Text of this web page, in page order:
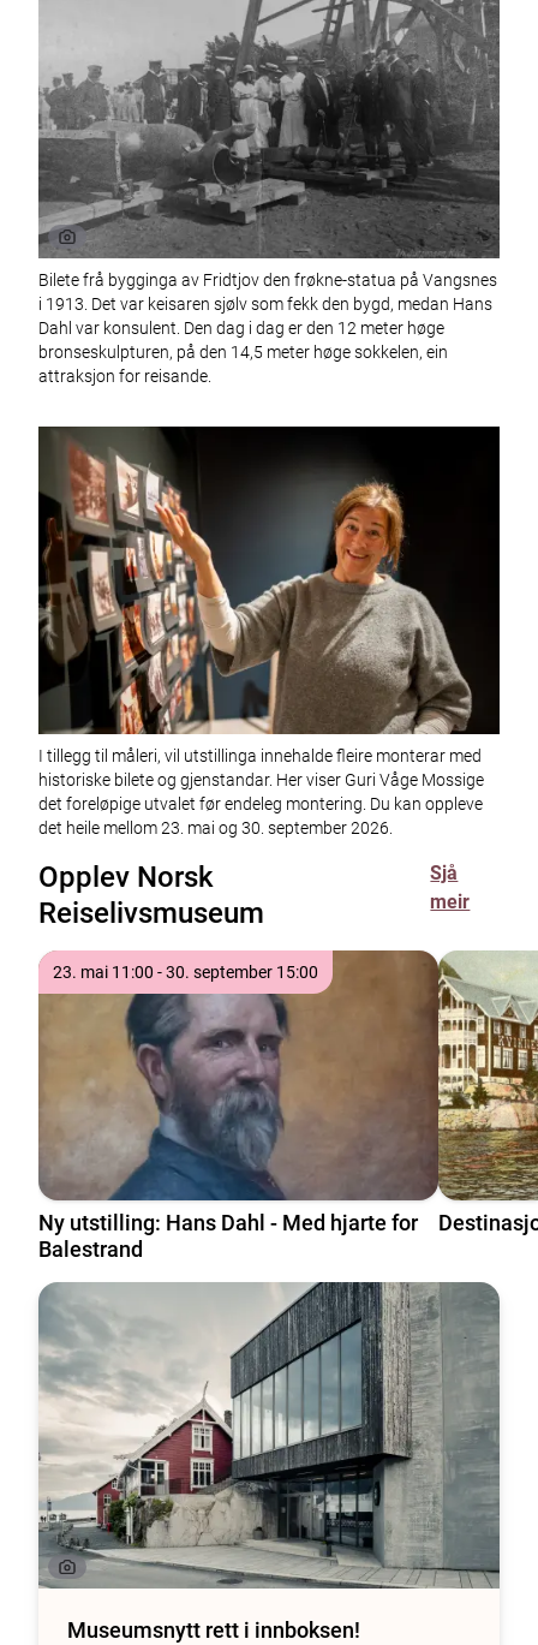
Bilete frå bygginga av Fridtjov den frøkne-statua på Vangsnes
i 1913. Det var keisaren sjølv som fekk den bygd, medan Hans
Dahl var konsulent. Den dag i dag er den 12 meter høge
bronseskulpturen, på den 14,5 meter høge sokkelen, ein
attraksjon for reisande.
I tillegg til måleri, vil utstillinga innehalde fleire monterar med
historiske bilete og gjenstandar. Her viser Guri Våge Mossige
det foreløpige utvalet før endeleg montering. Du kan oppleve
det heile mellom 23. mai og 30. september 2026.
Opplev Norsk
Reiselivsmuseum
Sjå
meir
Tre komande opplevingar henta blant alle våre museum
Tidspunkt
23. mai 11:00 til
- 30. september 15:00
Ny utstilling: Hans Dahl - Med hjarte for
Balestrand
Museumsnytt rett i innboksen!